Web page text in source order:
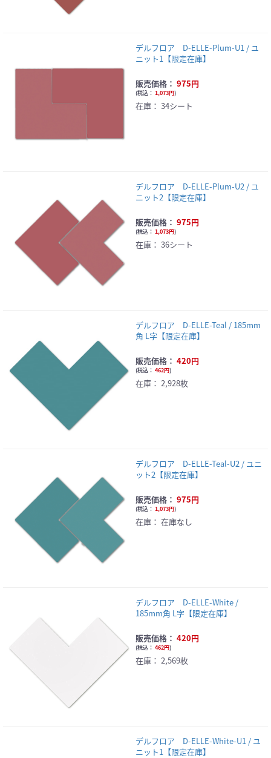
デルフロア D-ELLE-Plum-U1 / ユ
ニット1【限定在庫】
販売価格： 975円
(税込： 1,073円)
在庫： 34シート
デルフロア D-ELLE-Plum-U2 / ユ
ニット2【限定在庫】
販売価格： 975円
(税込： 1,073円)
在庫： 36シート
デルフロア D-ELLE-Teal / 185mm
角 L字【限定在庫】
販売価格： 420円
(税込： 462円)
在庫： 2,928枚
デルフロア D-ELLE-Teal-U2 / ユニ
ット2【限定在庫】
販売価格： 975円
(税込： 1,073円)
在庫： 在庫なし
デルフロア D-ELLE-White /
185mm角 L字【限定在庫】
販売価格： 420円
(税込： 462円)
在庫： 2,569枚
デルフロア D-ELLE-White-U1 / ユ
ニット1【限定在庫】